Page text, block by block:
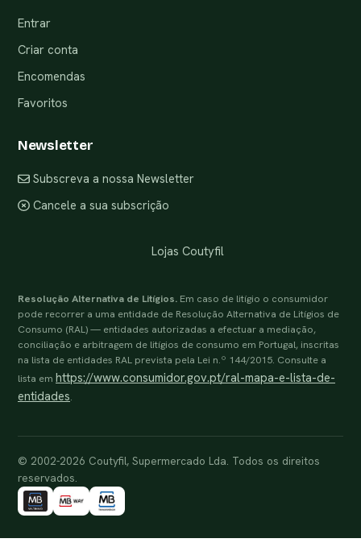
Entrar
Criar conta
Encomendas
Favoritos
Newsletter
Subscreva a nossa Newsletter
Cancele a sua subscrição
Lojas Coutyfil
Resolução Alternativa de Litígios. Em caso de litígio o consumidor
pode recorrer a uma entidade de Resolução Alternativa de Litígios de
Consumo (RAL) — entidades autorizadas a efectuar a mediação,
conciliação e arbitragem de litígios de consumo em Portugal, inscritas
na lista de entidades RAL prevista pela Lei n.º 144/2015. Consulte a
lista em https://www.consumidor.gov.pt/ral-mapa-e-lista-de-
entidades.
© 2002-2026 Coutyfil, Supermercado Lda. Todos os direitos
reservados.